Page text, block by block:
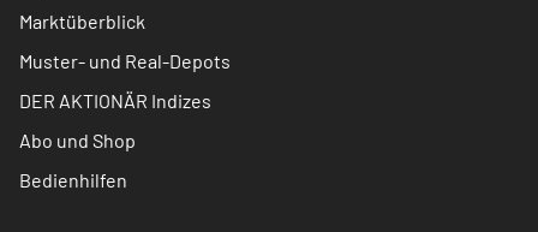
Marktüberblick
Muster- und Real-Depots
DER AKTIONÄR Indizes
Abo und Shop
Bedienhilfen